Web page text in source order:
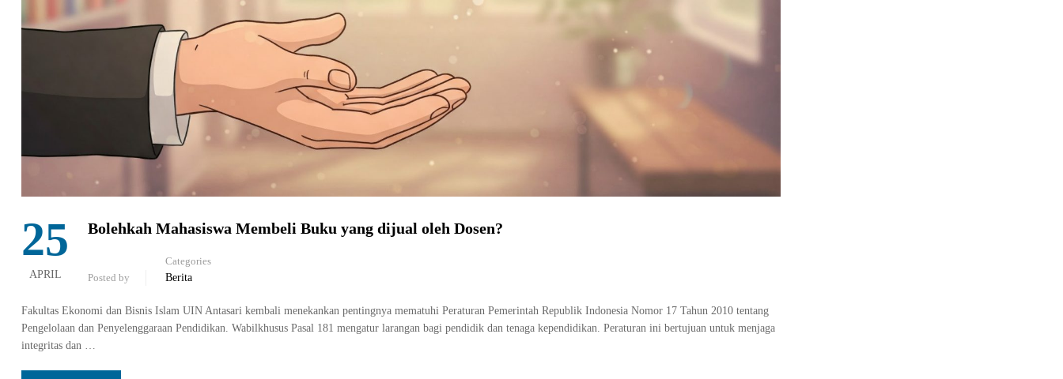
25
APRIL
Bolehkah Mahasiswa Membeli Buku yang dijual oleh Dosen?
Posted by
Categories
Berita
Fakultas Ekonomi dan Bisnis Islam UIN Antasari kembali menekankan pentingnya mematuhi Peraturan Pemerintah Republik Indonesia Nomor 17 Tahun 2010 tentang
Pengelolaan dan Penyelenggaraan Pendidikan. Wabilkhusus Pasal 181 mengatur larangan bagi pendidik dan tenaga kependidikan. Peraturan ini bertujuan untuk menjaga
integritas dan …